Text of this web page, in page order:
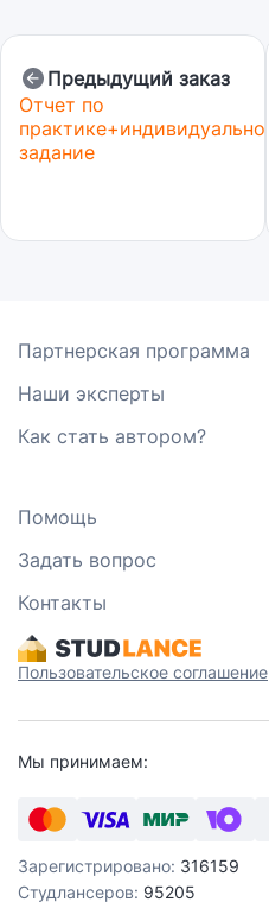
Предыдущий заказ
Отчет по
практике+индивидуальное
задание
Партнерская программа
Наши эксперты
Как стать автором?
Помощь
Задать вопрос
Контакты
Пользовательское соглашение
Мы принимаем:
Зарегистрировано: 316159
Студлансеров: 95205